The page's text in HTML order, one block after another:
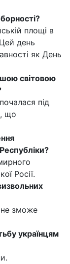
площі в
день
як День
світовою
під
що
Росії.
зможе
українцям